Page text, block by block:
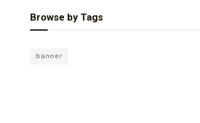
Browse by Tags
banner